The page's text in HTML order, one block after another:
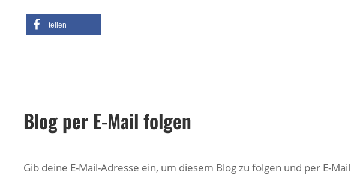
teilen
Blog per E-Mail folgen
Gib deine E-Mail-Adresse ein, um diesem Blog zu folgen und per E-Mail